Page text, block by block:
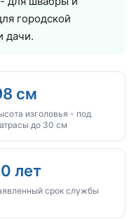
городской
дачи.
см
изголовья - под
до 30 см
лет
срок службы